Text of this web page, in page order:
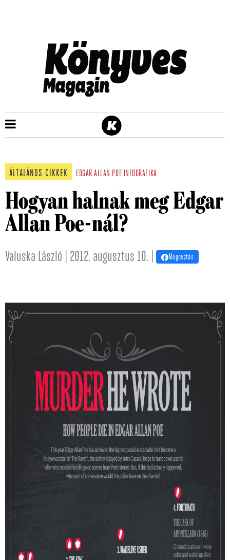
ÁLTALÁNOS CIKKEK EDGAR ALLAN POE INFOGRAFIKA
Hogyan halnak meg Edgar
Allan Poe-nál?
Valuska László | 2012. augusztus 10. | Megosztás